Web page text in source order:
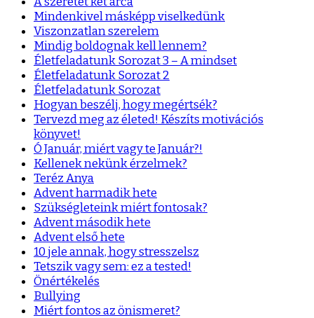
Mindenkivel másképp viselkedünk
Viszonzatlan szerelem
Mindig boldognak kell lennem?
Életfeladatunk Sorozat 3 – A mindset
Életfeladatunk Sorozat 2
Életfeladatunk Sorozat
Hogyan beszélj, hogy megértsék?
Tervezd meg az életed! Készíts motivációs
könyvet!
Ó Január, miért vagy te Január?!
Kellenek nekünk érzelmek?
Teréz Anya
Advent harmadik hete
Szükségleteink miért fontosak?
Advent második hete
Advent első hete
10 jele annak, hogy stresszelsz
Tetszik vagy sem: ez a tested!
Önértékelés
Bullying
Miért fontos az önismeret?